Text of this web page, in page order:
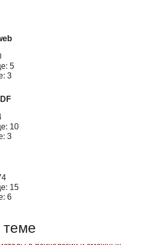
5
3
10
3
15
6
теме